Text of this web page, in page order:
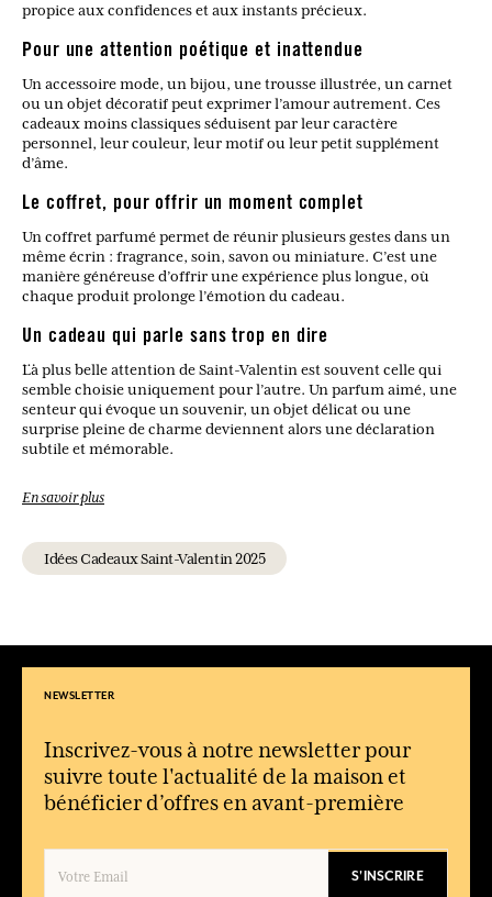
propice aux confidences et aux instants précieux.
Pour une attention poétique et inattendue
Un accessoire mode, un bijou, une trousse illustrée, un carnet
ou un objet décoratif peut exprimer l’amour autrement. Ces
cadeaux moins classiques séduisent par leur caractère
personnel, leur couleur, leur motif ou leur petit supplément
d’âme.
Le coffret, pour offrir un moment complet
Un coffret parfumé permet de réunir plusieurs gestes dans un
même écrin : fragrance, soin, savon ou miniature. C’est une
manière généreuse d’offrir une expérience plus longue, où
chaque produit prolonge l’émotion du cadeau.
Un cadeau qui parle sans trop en dire
La plus belle attention de Saint-Valentin est souvent celle qui
semble choisie uniquement pour l’autre. Un parfum aimé, une
senteur qui évoque un souvenir, un objet délicat ou une
surprise pleine de charme deviennent alors une déclaration
subtile et mémorable.
Quel cadeau offrir pour la Saint Valentin ?
accessoire ou une attention poétique selon la personnalité de la
personne aimée.
orientale évoque souvent douceur, sensualité et émotion.
élégante.
Comment offrir un cadeau de Saint-Valentin plus original ?
En choisissant un accessoire, une bougie parfumée, un objet
Parce qu’il laisse un souvenir intime, accompagne les moments
En savoir plus
Idées Cadeaux Saint-Valentin 2025
NEWSLETTER
Inscrivez-vous à notre newsletter pour
suivre toute l'actualité de la maison et
bénéficier d’offres en avant-première
S'INSCRIRE